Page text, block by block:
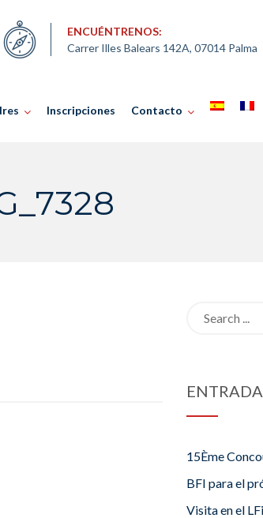
ENCUÉNTRENOS:
Carrer Illes Balears 142A, 07014 Palma
Inscripciones Contacto
15Ème
BFI para el
Visita en el